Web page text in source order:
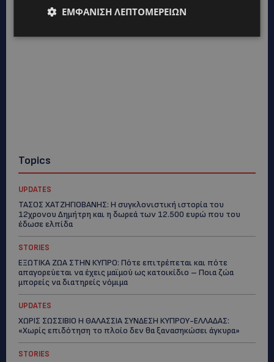
Topics
UPDATES
ΤΑΣΟΣ ΧΑΤΖΗΓΙΟΒΑΝΗΣ: Η συγκλονιστική ιστορία του
12χρονου Δημήτρη και η δωρεά των 12.500 ευρώ που του
έδωσε ελπίδα
STORIES
ΕΞΩΤΙΚΑ ΖΩΑ ΣΤΗΝ ΚΥΠΡΟ: Πότε επιτρέπεται και πότε
απαγορεύεται να έχεις μαϊμού ως κατοικίδιο – Ποια ζώα
μπορείς να διατηρείς νόμιμα
UPDATES
ΧΩΡΙΣ ΣΩΣΣΙΒΙΟ Η ΘΑΛΑΣΣΙΑ ΣΥΝΔΕΣΗ ΚΥΠΡΟΥ-ΕΛΛΑΔΑΣ:
«Χωρίς επιδότηση το πλοίο δεν θα ξανασηκώσει άγκυρα»
STORIES
ΕΜΦΆΝΙΣΗ ΛΕΠΤΟΜΕΡΕΙΏΝ